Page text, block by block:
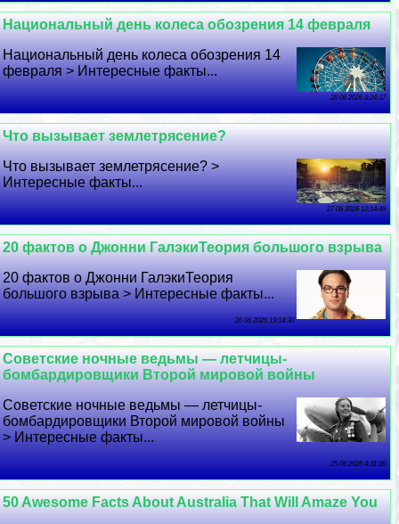
Национальный день колеса обозрения 14 февраля
Национальный день колеса обозрения 14
февраля > Интересные факты...
28 06 2026 8:24:37
Что вызывает землетрясение?
Что вызывает землетрясение? >
Интересные факты...
27 06 2026 12:14:49
20 фактов о Джонни ГалэкиТеория большого взрыва
20 фактов о Джонни ГалэкиТеория
большого взрыва > Интересные факты...
26 06 2026 19:14:30
Советские ночные ведьмы — летчицы-
бомбардировщики Второй мировой войны
Советские ночные ведьмы — летчицы-
бомбардировщики Второй мировой войны
> Интересные факты...
25 06 2026 4:31:28
50 Awesome Facts About Australia That Will Amaze You